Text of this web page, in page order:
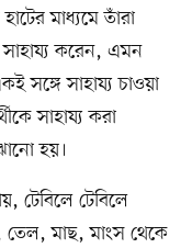
মাধ্যমে তাঁরা
করেন, এমন
সঙ্গে সাহায্য চাওয়া
সাহায্য করা
হয়।
টেবিলে টেবিলে
মাছ, মাংস থেকে